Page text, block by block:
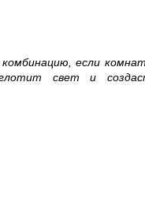
если
свет и